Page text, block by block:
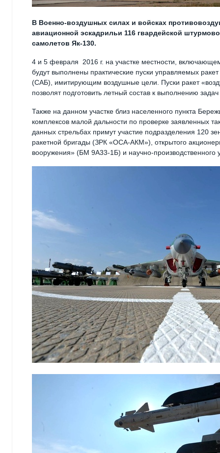
В Военно-воздушных силах и войсках
авиационной эскадрильи 116 гвардейской
самолетов Як-130.
4 и 5 февраля 2016 г. на участке местности,
будут выполнены практические пуски управляемых
(САБ), имитирующим воздушные цели. Пуски ракет
позволят подготовить летный состав к выполнению
Также на данном участке близ населенного пункта
комплексов малой дальности по проверке заявленных
данных стрельбах примут участие подразделения 120
ракетной бригады (ЗРК «ОСА-АКМ»), открытого
вооружения» (БМ 9А33-1Б) и научно-